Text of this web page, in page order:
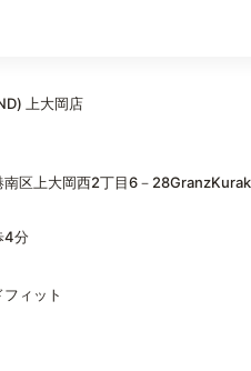
上大岡店
南区上大岡西2丁目6－
4分
ィット